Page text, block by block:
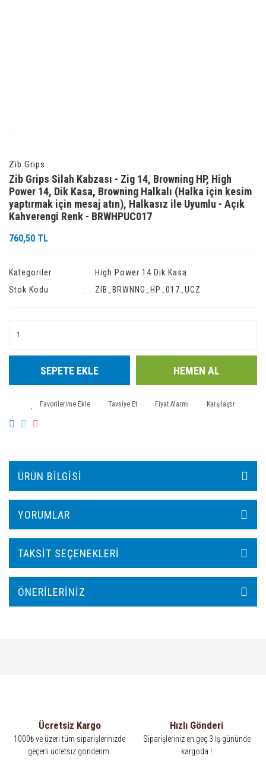
Zib Grips
Zib Grips Silah Kabzası - Zig 14, Browning HP, High
Power 14, Dik Kasa, Browning Halkalı (Halka için kesim
yaptırmak için mesaj atın), Halkasız ile Uyumlu - Açık
Kahverengi Renk - BRWHPUC017
760,50 TL
Kategoriler
High Power 14 Dik Kasa
Stok Kodu
ZIB_BRWNNG_HP_017_UCZ
SEPETE EKLE HEMEN AL
Tavsiye Et Fiyat Alarmı Karşılaştır
ÜRÜN BILGISI
YORUMLAR
TAKSIT SEÇENEKLERI
ÖNERILERINIZ
Ücretsiz Kargo
1000₺ ve üzeri tüm siparişlerinizde
geçerli ücretsiz gönderim.
Hızlı Gönderi
Siparişleriniz en geç 3 İş gününde
kargoda !